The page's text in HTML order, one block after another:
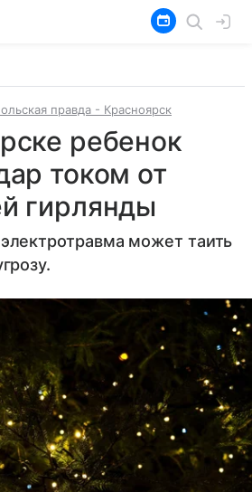
правда - Красноярск
ребенок
током от
гирлянды
может таить